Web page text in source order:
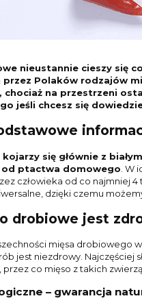
bez kości EKO
ok. 0,5 kg
zł
44,00 zł
cena:44,00 zł
KOSZYKA
nieustannie cieszy się
przez Polaków rodzajów
chociaż na przestrzeni
jeśli chcesz się
się głównie z
od ptactwa domowego . W
człowieka od co najmniej
dzięki czemu
drobiowe jest
mięsa drobiowego
jest niezdrowy. Najczęściej
przez co mięso z takich
– gwarancja